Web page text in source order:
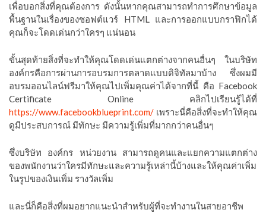
เพื่อบอกสิ่งที่คุณต้องการ ดังนั้นหากคุณสามารถทำการศึกษาข้อมูล
พื้นฐานในเรื่องของซอฟต์แวร์ HTML และการออกแบบกราฟิกได้
คุณก็จะโดดเด่นกว่าใครๆ แน่นอน
ขั้นสุดท้ายสิ่งที่จะทำให้คุณโดดเด่นแตกต่างจากคนอื่นๆ ในบริษัท
องค์กรคือการผ่านการอบรมการตลาดแบบดิจิทัลมาบ้าง ซึ่งผมมี
อบรมออนไลน์ฟรีมาให้คุณไปเพิ่มคุณค่าได้จากที่นี้ คือ Facebook
Certificate Online คลิกไปเรียนรู้ได้ที่
https://www.facebookblueprint.com/ เพราะนี่คือสิ่งที่จะทำให้คุณ
ดูมีประสบการณ์ มีทักษะ มีความรู้เพิ่มที่มากกว่าคนอื่นๆ
ซึ่งบริษัท องค์กร หน่วยงาน สามารถดูคนและแยกความแตกต่าง
ของพนักงานว่าใครมีทักษะและความรู้เหล่านี้บ้างและให้คุณค่าเพิ่ม
ในรูปของเงินเพิ่ม รางวัลเพิ่ม
และนี่ก็คือสิ่งที่ผมอยากแนะนำสำหรับผู้ที่จะทำงานในสายอาชีพ